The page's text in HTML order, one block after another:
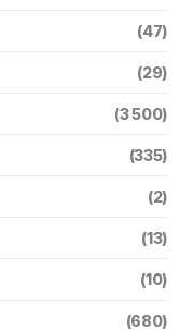
(47)
(29)
(3 500)
(335)
(2)
(13)
(10)
(680)